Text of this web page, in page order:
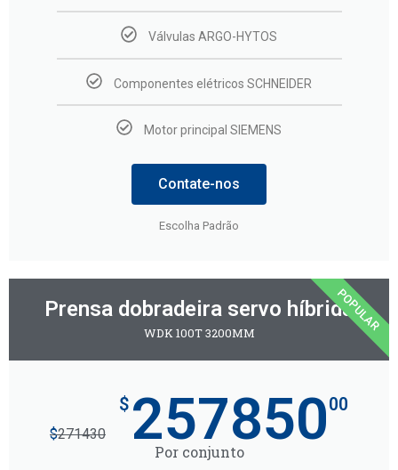
Válvulas ARGO-HYTOS
Componentes elétricos SCHNEIDER
Motor principal SIEMENS
Contate-nos
Escolha Padrão
Prensa dobradeira servo híbrida
WDK 100T 3200MM
$271430
$ 25785000
Por conjunto
POPULAR